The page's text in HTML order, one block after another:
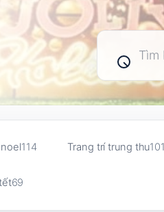
Tìm
kiếm
bài
114 Trang trí trung thu101
69